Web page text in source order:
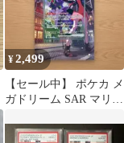
¥2,499
【セール中】 ポケカ メ
ガドリーム SAR マリィ
ム